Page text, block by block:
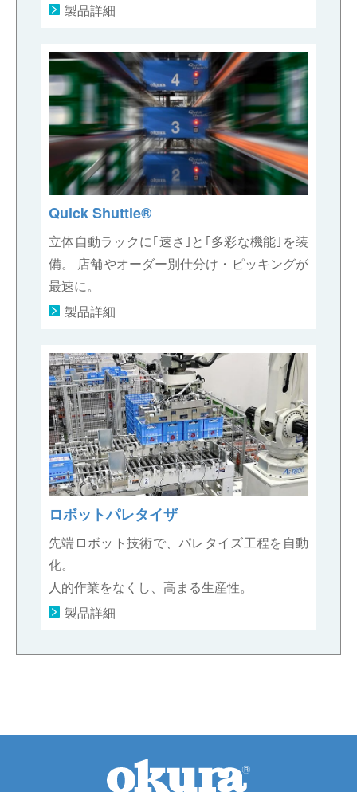
製品詳細
Quick Shuttle®
立体自動ラックに｢速さ｣と｢多彩な機能｣を装
備。 店舗やオーダー別仕分け・ピッキングが
最速に。
製品詳細
ロボットパレタイザ
先端ロボット技術で、パレタイズ工程を自動
化。
人的作業をなくし、高まる生産性。
製品詳細